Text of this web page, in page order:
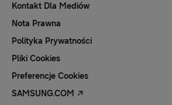
Kontakt Dla Mediów
Nota Prawna
Polityka Prywatności
Pliki Cookies
Preferencje Cookies
SAMSUNG.COM